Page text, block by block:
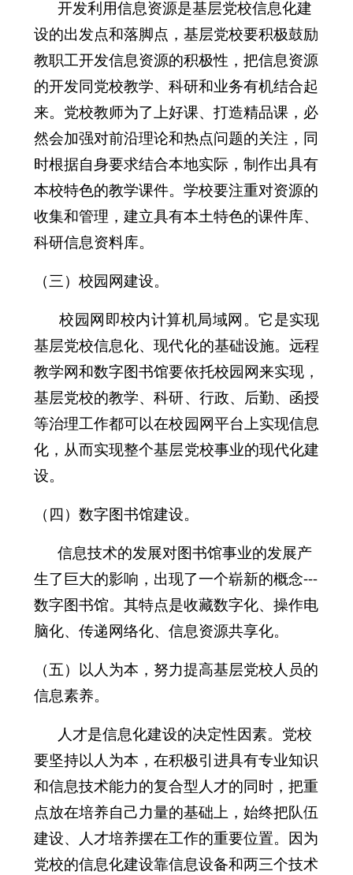
开发利用信息资源是基层党校信息化建
设的出发点和落脚点，基层党校要积极鼓励
教职工开发信息资源的积极性，把信息资源
的开发同党校教学、科研和业务有机结合起
来。党校教师为了上好课、打造精品课，必
然会加强对前沿理论和热点问题的关注，同
时根据自身要求结合本地实际，制作出具有
本校特色的教学课件。学校要注重对资源的
收集和管理，建立具有本土特色的课件库、
科研信息资料库。
（三）校园网建设。
校园网即校内计算机局域网。它是实现
基层党校信息化、现代化的基础设施。远程
教学网和数字图书馆要依托校园网来实现，
基层党校的教学、科研、行政、后勤、函授
等治理工作都可以在校园网平台上实现信息
化，从而实现整个基层党校事业的现代化建
设。
（四）数字图书馆建设。
信息技术的发展对图书馆事业的发展产
生了巨大的影响，出现了一个崭新的概念---
数字图书馆。其特点是收藏数字化、操作电
脑化、传递网络化、信息资源共享化。
（五）以人为本，努力提高基层党校人员的
信息素养。
人才是信息化建设的决定性因素。党校
要坚持以人为本，在积极引进具有专业知识
和信息技术能力的复合型人才的同时，把重
点放在培养自己力量的基础上，始终把队伍
建设、人才培养摆在工作的重要位置。因为
党校的信息化建设靠信息设备和两三个技术